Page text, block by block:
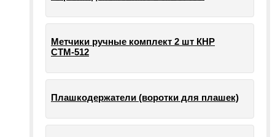
Метчики ручные комплект 2 шт КНР
СТМ-512
Плашкодержатели (воротки для плашек)